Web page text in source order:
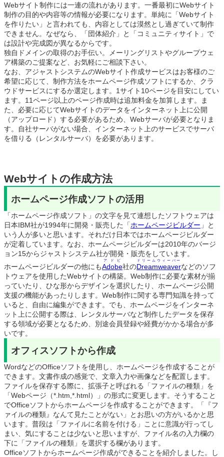
Webサイト制作には一連の流れがあります。一番最初にWebサイト
制作の目的や内容等の情報が必要になります。単純に「Webサイト
を作りたい」と言われても、内容としては漠然とし過ぎていて制作
できません。なぜなら、「団体紹介」と「コミュニティサイト」で
は設計や完成図が異なるからです。
独自ドメインの取得のお手伝い。メーリングリストやグループウェ
ア構築のご提案など、お気軽にご相談下さい。
なお、アジャストシステムのWebサイト作成サービスはお客様のご
希望に応じて、制作方法をホームページ作成ソフトにするか、クラ
ウドサービスにするか選定します。1サイト10ページを目安にしてい
ます。11ページ以上のページ作成時は追加料金を加算します。ま
た、必要に応じてWebサイトのデータをインターネット上に公開
（アップロード）する必要があるため、Webサーバが必要となりま
す。自社サーバがない場合、インターネット上のサービスでサーバ
を借りる（レンタルサーバ）を必要があります。
Webサイトの作成方法
ホームページ作成ソフトの活用
「ホームページ作成ソフト」の文字を見て連想したソフトウェアは
日本IBM社が1994年に開発・販売した「ホームページビルダー 」と
いう人が多いと思います。それだけ日本ではホームページビルダー
が定着しています。なお、ホームページビルダーは2010年のバージ
ョン15からジャストシステム社が開発・販売をしています。
ホームページビルダーの他にもAdobe
アドビ
社のDreamweaver
ドリームウィーバー
などのソフ
トウェアを使用したWebサイトの構築。Web制作に必要な素材が揃
っていたり、ひな形からデザインを選択したり、ホームページ公開
支援の機能があったりします。Web制作に関する専門知識を持って
いると、自由に編集ができます。でも、ホームページをインターネ
ット上に公開する際は、レンタルサーバなど制作したデータを保存
する領域が必要となるため、別途会員登録や経費がかかる場合が多
いです。
オフィスソフトから作成
WordなどのOfficeソフトを使用し、ホームページを作成することが
できます。文書作成の感覚で、文章入力や画像などを配置します。
ファイルを保存する際に、拡張子と呼ばれる「ファイルの種類」を
「Webページ（*.htm,*.html）」の形式に変更します。そうすること
でOfficeソフトからホームページを作成することができます。「『フ
ァイルの種類』なんて見たことがない」とお思いの方がいるかと思
います。普段は「ファイルに名前を付ける」ことに意識が行ってし
まい、気にすることは少ないと思いますが、ファイル名の入力欄の
下に「ファイルの種類」を選択する欄があります。
Officeソフトからホームページ作成ができることを紹介しました。し